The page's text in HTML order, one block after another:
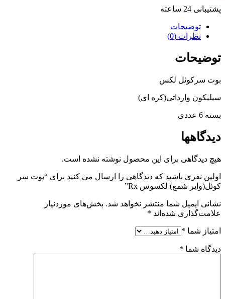
پشتیبانی 24 ساعته
توضیحات
نظرات (0)
توضیحات
بوت سرکوئل لکس
سیلیکون وارداتی(کره ای)
بسته 6 عددی
دیدگاهها
هیچ دیدگاهی برای این محصول نوشته نشده است.
اولین نفری باشید که دیدگاهی را ارسال می کنید برای “بوت سر
کوئل(وایر شمع) لکسوس Rx”
نشانی ایمیل شما منتشر نخواهد شد. بخش‌های موردنیاز
علامت‌گذاری شده‌اند *
امتیاز شما *
دیدگاه شما *